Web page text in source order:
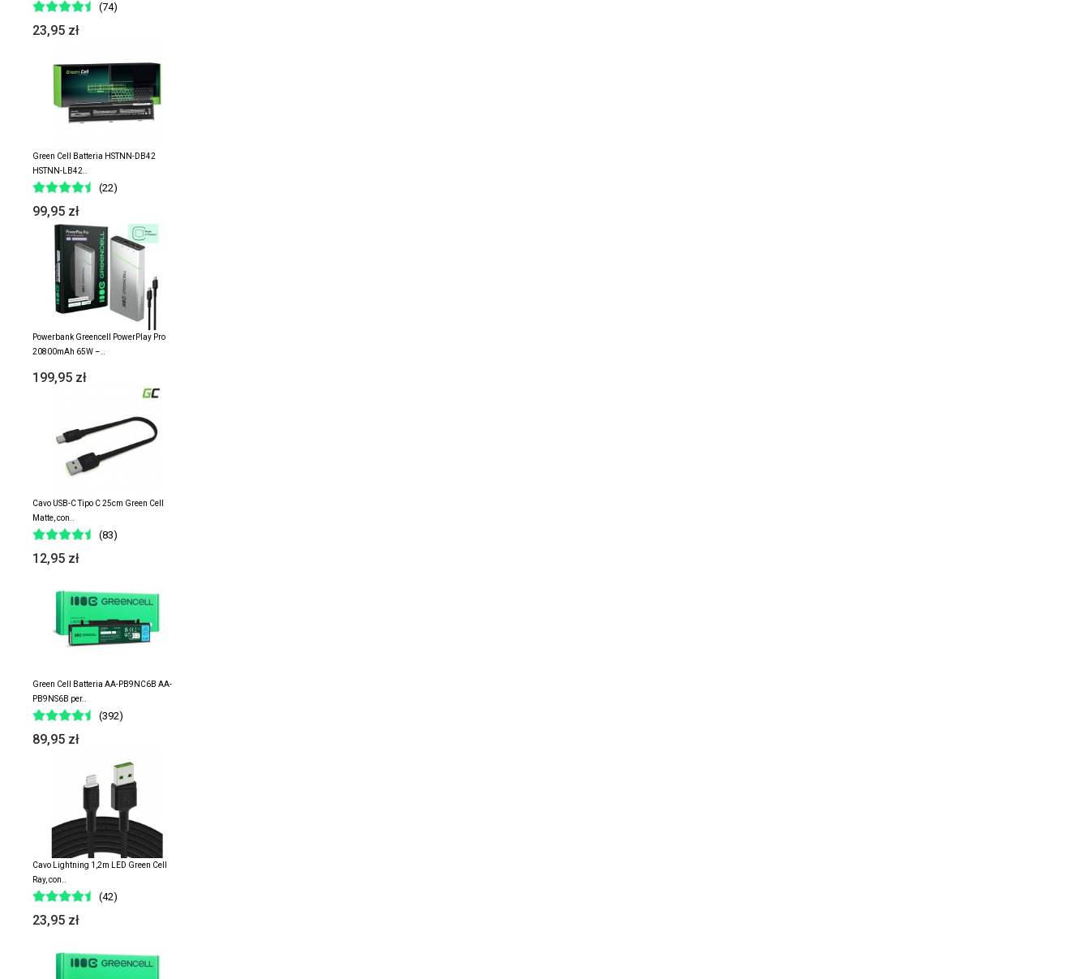
(74)
23,95 zł
Green Cell Batteria HSTNN-DB42
HSTNN-LB42..
(22)
99,95 zł
Powerbank Greencell PowerPlay Pro
20800mAh 65W –..
199,95 zł
Cavo USB-C Tipo C 25cm Green Cell
Matte, con..
(83)
12,95 zł
Green Cell Batteria AA-PB9NC6B AA-
PB9NS6B per..
(392)
89,95 zł
Cavo Lightning 1,2m LED Green Cell
Ray, con..
(42)
23,95 zł